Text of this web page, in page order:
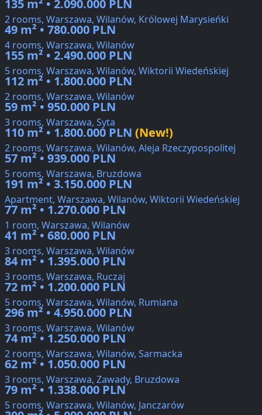
135 m² • 2.090.000 PLN
2 rooms, Warszawa, Wilanów, Królowej Marysieńki
49 m² • 780.000 PLN
4 rooms, Warszawa, Wilanów
155 m² • 2.490.000 PLN
5 rooms, Warszawa, Wilanów, Wiktorii Wiedeńskiej
112 m² • 1.800.000 PLN
2 rooms, Warszawa, Wilanów
59 m² • 950.000 PLN
3 rooms, Warszawa, Syta
110 m² • 1.800.000 PLN (New!)
2 rooms, Warszawa, Wilanów, Aleja Rzeczypospolitej
57 m² • 939.000 PLN
5 rooms, Warszawa, Bruzdowa
191 m² • 3.150.000 PLN
Apartment, Warszawa, Wilanów, Wiktorii Wiedeńskiej
77 m² • 1.270.000 PLN
1 room, Warszawa, Wilanów
41 m² • 680.000 PLN
3 rooms, Warszawa, Wilanów
84 m² • 1.395.000 PLN
3 rooms, Warszawa, Ruczaj
72 m² • 1.200.000 PLN
5 rooms, Warszawa, Wilanów, Rumiana
296 m² • 4.950.000 PLN
3 rooms, Warszawa, Wilanów
74 m² • 1.250.000 PLN
2 rooms, Warszawa, Wilanów, Sarmacka
62 m² • 1.050.000 PLN
3 rooms, Warszawa, Zawady, Bruzdowa
79 m² • 1.338.000 PLN
5 rooms, Warszawa, Wilanów, Janczarów